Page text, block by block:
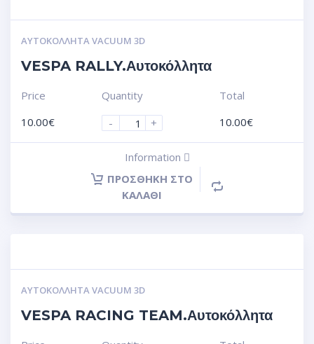
ΑΥΤΟΚΌΛΛΗΤΑ VACUUM 3D
VESPA RALLY.Αυτοκόλλητα
Price
10.00€
Quantity
-
+
Total
10.00€
Information
ΠΡΟΣΘΉΚΗ ΣΤΟ
ΚΑΛΆΘΙ
ΑΥΤΟΚΌΛΛΗΤΑ VACUUM 3D
VESPA RACING TEAM.Αυτοκόλλητα